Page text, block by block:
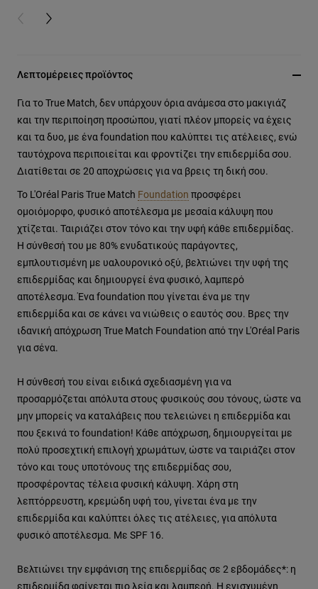
PREVIOUS CARD
NEXT CARD
Λεπτομέρειες προϊόντος
Για το True Match, δεν υπάρχουν όρια ανάμεσα στο μακιγιάζ
και την περιποίηση προσώπου, γιατί πλέον μπορείς να έχεις
και τα δυο, με ένα foundation που καλύπτει τις ατέλειες, ενώ
ταυτόχρονα περιποιείται και φροντίζει την επιδερμίδα σου.
Διατίθεται σε 20 αποχρώσεις για να βρεις τη δική σου.
Το L'Oréal Paris True Match Foundation προσφέρει
ομοιόμορφο, φυσικό αποτέλεσμα με μεσαία κάλυψη που
χτίζεται. Ταιριάζει στον τόνο και την υφή κάθε επιδερμίδας.
Η σύνθεσή του με 80% ενυδατικούς παράγοντες,
εμπλουτισμένη με υαλουρονικό οξύ, βελτιώνει την υφή της
επιδερμίδας και δημιουργεί ένα φυσικό, λαμπερό
αποτέλεσμα. Ένα foundation που γίνεται ένα με την
επιδερμίδα και σε κάνει να νιώθεις ο εαυτός σου. Βρες την
ιδανική απόχρωση True Match Foundation από την L'Oréal Paris
για σένα.
Η σύνθεσή του είναι ειδικά σχεδιασμένη για να
προσαρμόζεται απόλυτα στους φυσικούς σου τόνους, ώστε να
μην μπορείς να καταλάβεις που τελειώνει η επιδερμίδα και
που ξεκινά το foundation! Κάθε απόχρωση, δημιουργείται με
πολύ προσεχτική επιλογή χρωμάτων, ώστε να ταιριάζει στον
τόνο και τους υποτόνους της επιδερμίδας σου,
προσφέροντας τέλεια φυσική κάλυψη. Χάρη στη
λεπτόρρευστη, κρεμώδη υφή του, γίνεται ένα με την
επιδερμίδα και καλύπτει όλες τις ατέλειες, για απόλυτα
φυσικό αποτέλεσμα. Με SPF 16.
Βελτιώνει την εμφάνιση της επιδερμίδας σε 2 εβδομάδες*: η
επιδερμίδα φαίνεται πιο λεία και λαμπερή. Η ενισχυμένη